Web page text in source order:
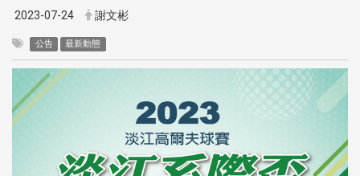
2023-07-24 謝文彬
公告 最新動態